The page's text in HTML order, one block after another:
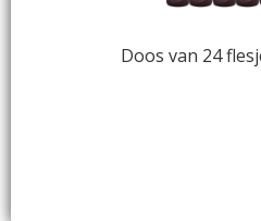
Doos van 24